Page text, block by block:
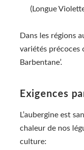
(Longue
Dans les régions
variétés précoces
Barbentane’.
Exigences
L’aubergine est
chaleur de nos
culture: